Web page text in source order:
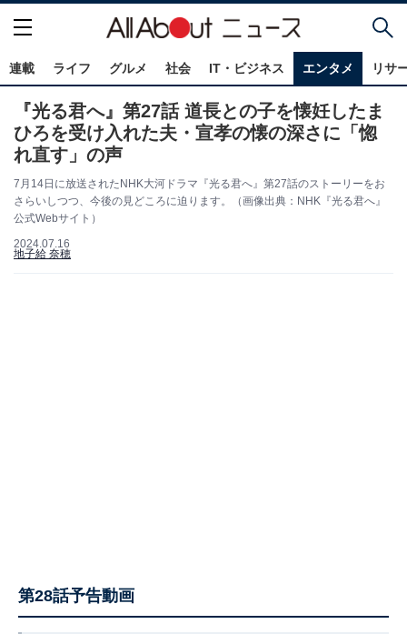
連載 ライフ グルメ 社会 IT・ビジネス エンタメ リサ
『光る君へ』第27話 道長との子を懐妊したま
ひろを受け入れた夫・宣孝の懐の深さに「惚
れ直す」の声
7月14日に放送されたNHK大河ドラマ『光る君へ』第27話のストーリーをお
さらいしつつ、今後の見どころに迫ります。（画像出典：NHK『光る君へ』
公式Webサイト）
2024.07.16
地子給 奈穂
第28話予告動画